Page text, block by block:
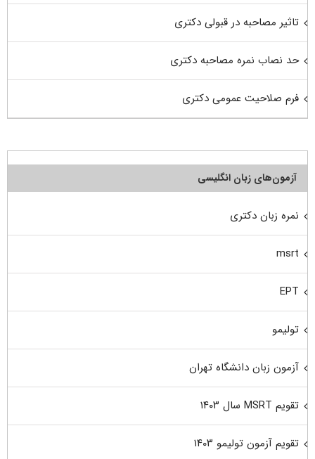
تاثیر مصاحبه در قبولی دکتری
حد نصاب نمره مصاحبه دکتری
فرم صلاحیت عمومی دکتری
آزمون‌های زبان انگلیسی
نمره زبان دکتری
msrt
EPT
تولیمو
آزمون زبان دانشگاه تهران
تقویم MSRT سال ۱۴۰۳
تقویم آزمون تولیمو ۱۴۰۳